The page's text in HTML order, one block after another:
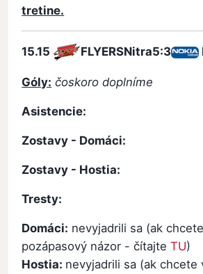
tretine.
15.15 FLYERSNitra5:3
Góly: čoskoro doplníme
Asistencie:
Zostavy - Domáci:
Zostavy - Hostia:
Tresty:
Domáci: nevyjadrili sa (ak
pozápasový názor - čítajteTU)
Hostia: nevyjadrili sa (ak chcete